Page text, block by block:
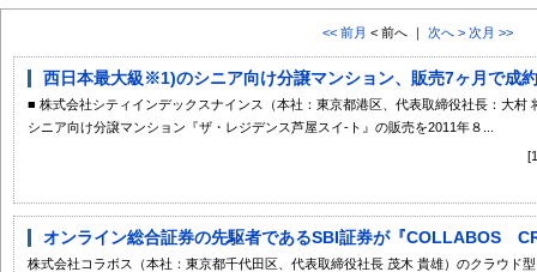
<< 前月 < 前へ ｜ 次へ > 次月 >>
西日本最大級※1)のシニア向け分譲マンション、販売7ヶ月で成
■ 株式会社シティインデックスナインス（本社：東京都港区、代表取締役社長：大
シニア向け分譲マンション『ザ・レジデンス芦屋スイ-ト』の販売を2011年８...
オンライン総合証券の先駆者であるSBI証券が『COLLABOS
株式会社コラボス（本社：東京都千代田区、代表取締役社長 茂木 貴雄）のクラウド